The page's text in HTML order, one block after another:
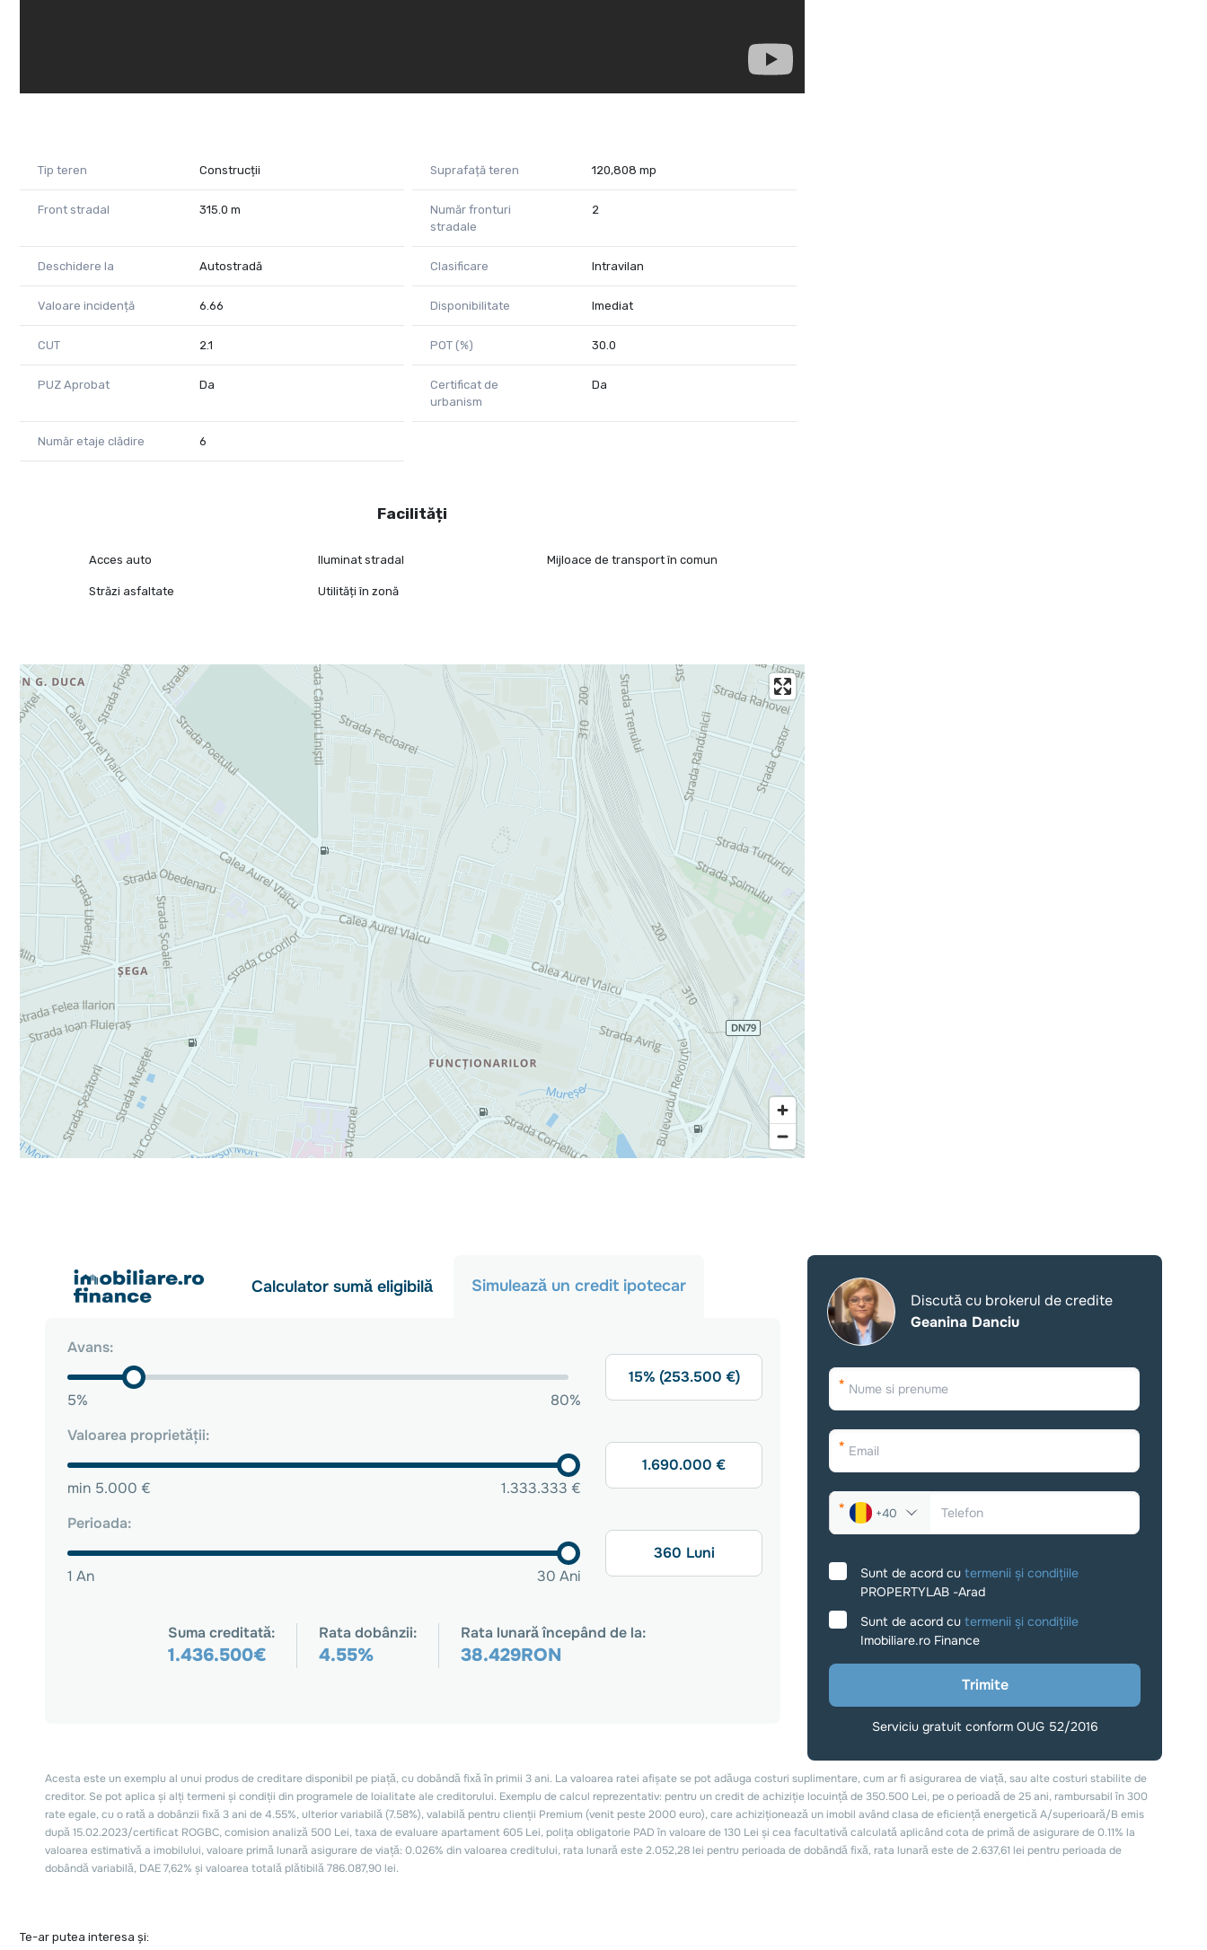
Cod Proprietate 2562582
Tip teren Construcții Suprafață teren 120,808 mp
Front stradal 315.0 m
Număr fronturi
stradale
2
Deschidere la Autostradă Clasificare Intravilan
Valoare incidență 6.66 Disponibilitate Imediat
CUT 2.1 POT (%) 30.0
PUZ Aprobat Da
Certificat de
urbanism
Da
Număr etaje clădire 6
Facilități
Acces auto Iluminat stradal Mijloace de transport în comun
Străzi asfaltate Utilități în zonă
Te-ar putea interesa și: